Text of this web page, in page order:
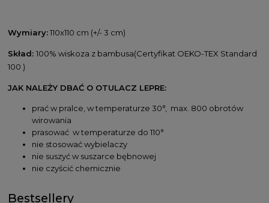
Wymiary:110x110 cm (+/- 3 cm)
Skład: 100% wiskoza z bambusa(Certyfikat OEKO-TEX Standard
100 )
JAK NALEŻY DBAĆ O OTULACZ LEPRE:
prać w pralce, w temperaturze 30°, max. 800 obrotów
wirowania
prasować w temperaturze do 110°
nie stosować wybielaczy
nie suszyć w suszarce bębnowej
nie czyścić chemicznie
Bestsellery